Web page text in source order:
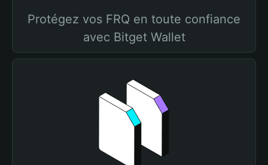
Protégez vos FRQ en toute confiance
avec Bitget Wallet